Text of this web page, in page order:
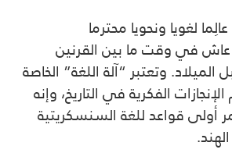
لغويا ونحويا محترما
عاش في وقت ما بين القرنين
وتعتبر “آلة اللغة” الخاصة
الفكرية في التاريخ، وإنه
أولى قواعد للغة السنسكريتية